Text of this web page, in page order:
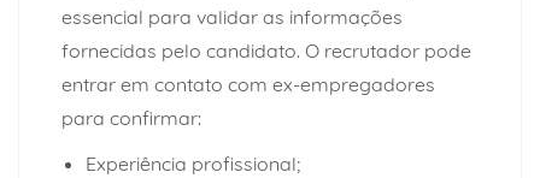
essencial para validar as informações
fornecidas pelo candidato. O recrutador pode
entrar em contato com ex-empregadores
para confirmar:
Experiência profissional;